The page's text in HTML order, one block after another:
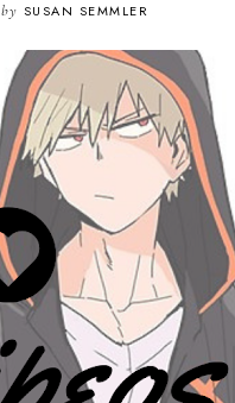
by SUSAN SEMMLER